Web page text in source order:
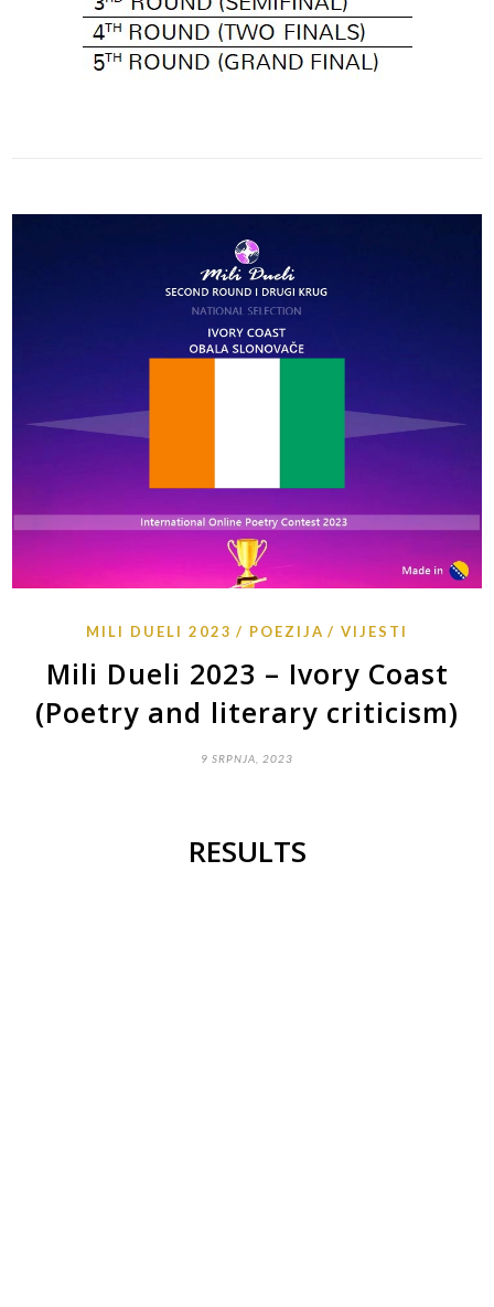
MILI DUELI 2023 POEZIJA VIJESTI
Mili Dueli 2023 – Ivory Coast
(Poetry and literary criticism)
9 SRPNJA, 2023
RESULTS